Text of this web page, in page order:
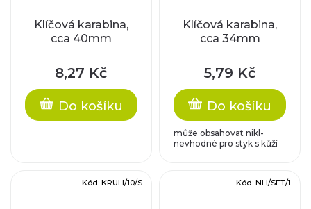
Klíčová karabina,
cca 40mm
8,27 Kč
Do košíku
Klíčová karabina,
cca 34mm
5,79 Kč
Do košíku
může obsahovat nikl-
nevhodné pro styk s kůží
Kód: KRUH/10/S Kód: NH/SET/1